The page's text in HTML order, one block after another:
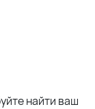
найти ваш